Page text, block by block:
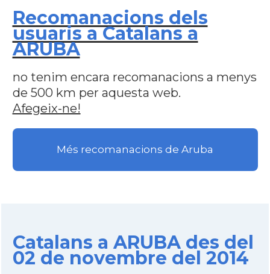
Recomanacions dels
usuaris a Catalans a
ARUBA
no tenim encara recomanacions a menys
de 500 km per aquesta web.
Afegeix-ne!
Més recomanacions de Aruba
Catalans a ARUBA des del
02 de novembre del 2014